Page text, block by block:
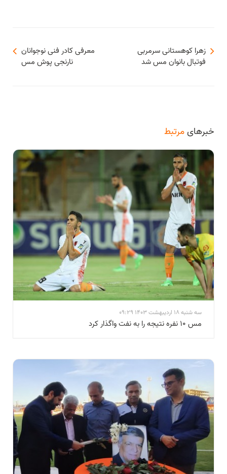
معرفی کادر فنی نوجوانان
نارنجی پوش مس
زهرا کوهستانی سرمربی
فوتبال بانوان مس شد
خبرهایمرتبط
سه شنبه 18 اردیبهشت 1403 09:29
مس ۱۰ نفره نتیجه را به نفت واگذار کرد